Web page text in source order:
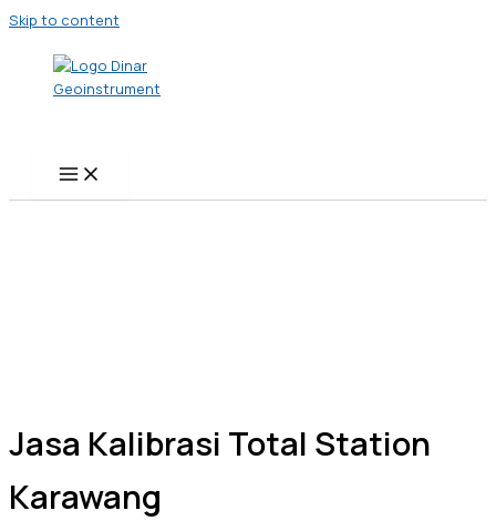
Skip to content
Jasa Kalibrasi Total Station
Karawang